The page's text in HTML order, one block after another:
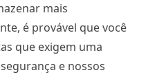
mais
é provável que você
que exigem uma
e nossos